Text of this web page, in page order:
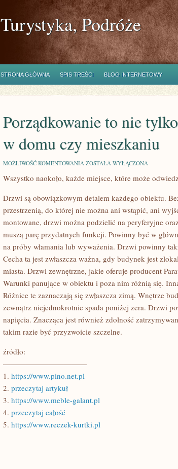
Turystyka, Podróże
STRONA GŁÓWNA SPIS TREŚCI BLOG INTERNETOWY
Porządkowanie to nie
w domu czy mieszkaniu
MOŻLIWOŚĆ KOMENTOWANIA PORZĄDKOWANIE
NIE
TYLKO
CZYSTOŚCI
W
CZY
MIESZKANIU
ZOSTAŁA WYŁĄCZONA
Wszystko naokoło, każde miejsce, które może
Drzwi są obowiązkowym detalem każdego obiektu.
przestrzenią, do której nie można ani wstąpić, ani
montowane, drzwi można podzielić na peryferyjne
muszą parę przydatnych funkcji. Powinny być w
na próby włamania lub wyważenia. Drzwi powinny
Cecha ta jest zwłaszcza ważna, gdy budynek jest
miasta. Drzwi zewnętrzne, jakie oferuje producent
Warunki panujące w obiektu i poza nim różnią się.
Różnice te zaznaczają się zwłaszcza zimą. Wnętrze
zewnątrz niejednokrotnie spada poniżej zera. Drzwi
napięcia. Znacząca jest również zdolność
takim razie być przyzwoicie szczelne.
źródło:
———————————
1. https://www.pino.net.pl
2. przeczytaj artykuł
3. https://www.meble-galant.pl
4. przeczytaj całość
5. https://www.reczek-kurtki.pl